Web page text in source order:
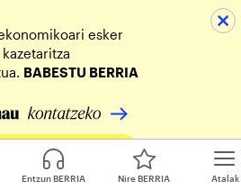
Atalak
Entzun BERRIA Nire BERRIA
esker
BABESTU BERRIA
ekarpena